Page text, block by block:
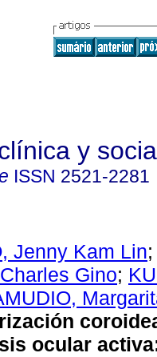
y
ISSN 2521-2281
Jenny Kam Lin
Gino;
ocular